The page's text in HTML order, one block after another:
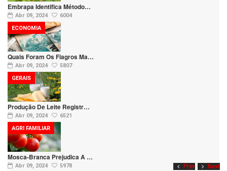
Prev Next
Embrapa Identifica Método…
Abr 09, 2024 6004
Quais Foram Os Fiagros Ma…
Abr 09, 2024 5807
ECONOMIA
Produção De Leite Registr…
Abr 09, 2024 6521
GERAIS
Mosca-Branca Prejudica A …
Abr 09, 2024 5978
AGRI FAMILIAR